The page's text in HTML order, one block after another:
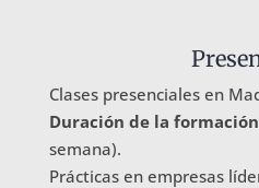
Clases presenciales en
Duración de la formación
semana).
Prácticas en empresas